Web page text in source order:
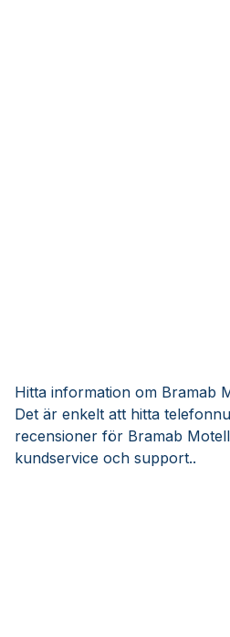
Hitta information om Bramab
Det är enkelt att hitta
recensioner för Bramab
kundservice och support..